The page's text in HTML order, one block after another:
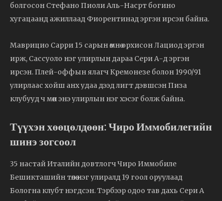
болгосон Стефано Пиоли Аль-Насрт богино
хугацаанд ажиллаад Фиорентинад эргэн ирсэн байна.
Маврицио Сарри 15 сарын өмнө орхисон Лациод эргэн
ирж, Сассуоло нэг улирлын дараа Сери А-д эргэн
ирсэн. Плей-оффын ялагч Кремонезе болон 1990/91
улирлаас хойш анх удаа дээд лигт дэвшсэн Пиза
клубууд ч мөн энэ улирлын нэг хэсэг болж байна.
Түүхэн хөөцөлдөөн: Чиро Иммобилегийн
шинэ зогсоол
35 настай Италийн довтлогч Чиро Иммобиле
Бешикташийн төлөө нэг улиралд 19 гоол оруулаад
Бологна клубт нэгдсэн. Тэрбээр одоо тав дахь Сери А